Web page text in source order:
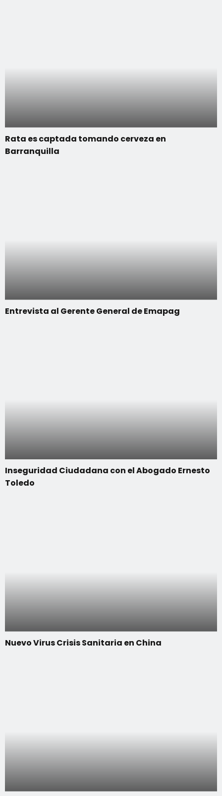
Rata es captada tomando cerveza en
Barranquilla
Entrevista al Gerente General de Emapag
Inseguridad Ciudadana con el Abogado Ernesto
Toledo
Nuevo Virus Crisis Sanitaria en China